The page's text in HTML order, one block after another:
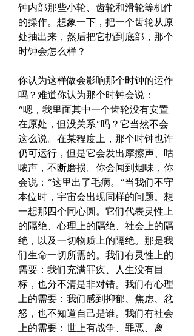
钟内部那些小轮、齿轮和滑轮等机件
的操作。想象一下，把一个齿轮从原
处抽出来，然后把它扔到底部，那个
时钟会怎么样？
你认为这样做会影响那个时钟的运作
吗？难道你认为那个时钟会说：
“嗯，我里面其中一个齿轮没有安置
在原处，但没关系”吗？它当然不会
这么说。在某程度上，那个时钟也许
仍可运行，但是它会发出摩擦声、咕
哝声，不断磨损。你会闻到烟味，你
会说：“这里出了毛病。”当我们不守
本位时，宇宙会出现同样的问题。想
一想那四个同心圆。它们代表灵性上
的隔绝、心理上的隔绝、社会上的隔
绝，以及一切物质上的隔绝。那是我
们生命一切所需的。我们有灵性上的
需要：我们充满罪疚、人生没有目
标，也分不清是非对错。我们有心理
上的需要：我们感到抑郁、焦虑、忿
怒，也不知道自己是谁。我们有社会
上的需要：世上有战争、罪恶、离